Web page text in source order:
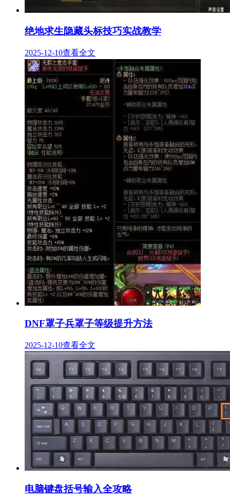
绝地求生隐藏头标技巧实战教学
2025-12-10查看全文
DNF罩子兵罩子等级提升方法
2025-12-10查看全文
电脑键盘括号输入全攻略